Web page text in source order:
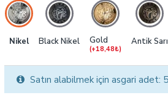
Nikel Black Nikel Gold
(+18,48₺)
Antik Sarı
Satın alabilmek için asgari adet: